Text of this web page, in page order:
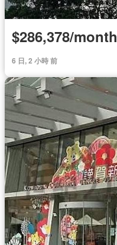
$286,378/month
6 日, 2 小時 前